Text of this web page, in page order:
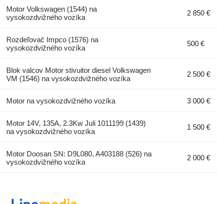
Motor Volkswagen (1544) na
vysokozdvižného vozíka
2 850 €
Rozdeľovač Impco (1576) na
vysokozdvižného vozíka
500 €
Blok valcov Motor stivuitor diesel Volkswagen
VM (1546) na vysokozdvižného vozíka
2 500 €
Motor na vysokozdvižného vozíka 3 000 €
Motor 14V, 135A, 2.3Kw Juli 1011199 (1439)
na vysokozdvižného vozíka
1 500 €
Motor Doosan SN: D9L080, A403188 (526) na
vysokozdvižného vozíka
2 000 €